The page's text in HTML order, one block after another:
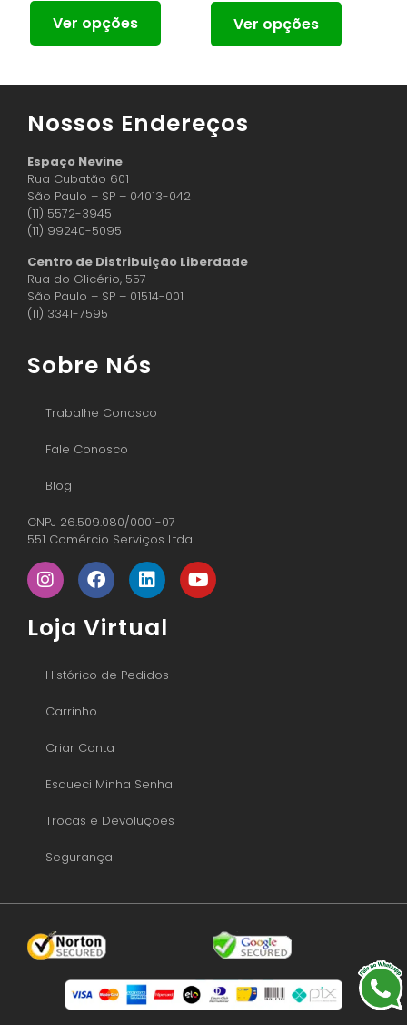
Ver opções Ver opções
Nossos Endereços
Espaço Nevine
Rua Cubatão 601
São Paulo – SP – 04013-042
(11) 5572-3945
(11) 99240-5095
Centro de Distribuição Liberdade
Rua do Glicério, 557
São Paulo – SP – 01514-001
(11) 3341-7595
Sobre Nós
Trabalhe Conosco
Fale Conosco
Blog
CNPJ 26.509.080/0001-07
551 Comércio Serviços Ltda.
Loja Virtual
Histórico de Pedidos
Carrinho
Criar Conta
Esqueci Minha Senha
Trocas e Devoluções
Segurança